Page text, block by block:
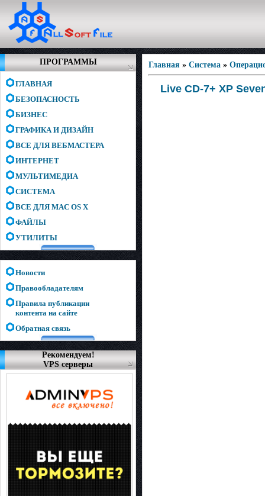
ПРОГРАММЫ
ГЛАВНАЯ
БЕЗОПАСНОСТЬ
БИЗНЕС
ГРАФИКА И ДИЗАЙН
ВСЕ ДЛЯ ВЕБМАСТЕРА
ИНТЕРНЕТ
МУЛЬТИМЕДИА
СИСТЕМА
ВСЕ ДЛЯ MAC OS X
ФАЙЛЫ
УТИЛИТЫ
Новости
Правообладателям
Правила публикации
контента на сайте
Обратная связь
Рекомендуем!
VPS серверы
Главная » Система »
Live CD-7+ XP